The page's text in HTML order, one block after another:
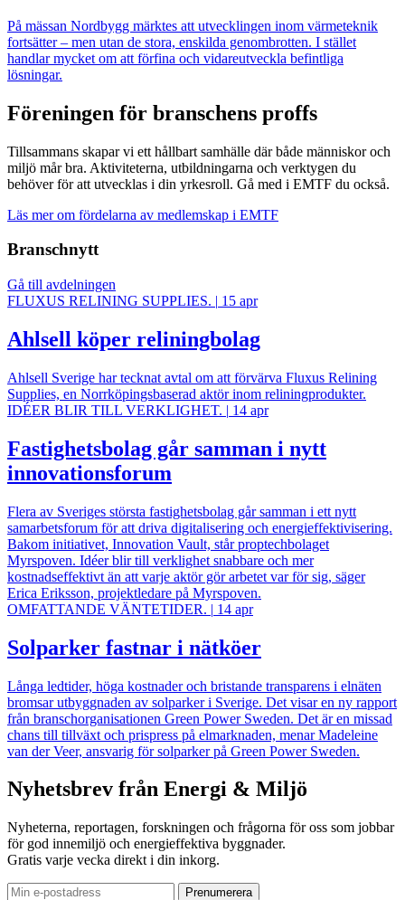
På mässan Nordbygg märktes att utvecklingen inom värmeteknik
fortsätter – men utan de stora, enskilda genombrotten. I stället
handlar mycket om att förfina och vidareutveckla befintliga
lösningar.
Föreningen för branschens proffs
Tillsammans skapar vi ett hållbart samhälle där både människor och
miljö mår bra. Aktiviteterna, utbildningarna och verktygen du
behöver för att utvecklas i din yrkesroll. Gå med i EMTF du också.
Läs mer om fördelarna av medlemskap i EMTF
Branschnytt
Gå till avdelningen
FLUXUS RELINING SUPPLIES. | 15 apr
Ahlsell köper reliningbolag
Ahlsell Sverige har tecknat avtal om att förvärva Fluxus Relining
Supplies, en Norrköpingsbaserad aktör inom reliningprodukter.
IDÉER BLIR TILL VERKLIGHET. | 14 apr
Fastighetsbolag går samman i nytt
innovationsforum
Flera av Sveriges största fastighetsbolag går samman i ett nytt
samarbetsforum för att driva digitalisering och energieffektivisering.
Bakom initiativet, Innovation Vault, står proptechbolaget
Myrspoven. Idéer blir till verklighet snabbare och mer
kostnadseffektivt än att varje aktör gör arbetet var för sig, säger
Erica Eriksson, projektledare på Myrspoven.
OMFATTANDE VÄNTETIDER. | 14 apr
Solparker fastnar i nätköer
Långa ledtider, höga kostnader och bristande transparens i elnäten
bromsar utbyggnaden av solparker i Sverige. Det visar en ny rapport
från branschorganisationen Green Power Sweden. Det är en missad
chans till tillväxt och prispress på elmarknaden, menar Madeleine
van der Veer, ansvarig för solparker på Green Power Sweden.
Nyhetsbrev från Energi & Miljö
Nyheterna, reportagen, forskningen och frågorna för oss som jobbar
för god innemiljö och energieffektiva byggnader.
Gratis varje vecka direkt i din inkorg.